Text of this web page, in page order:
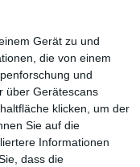
Gerät zu und
die von einem
und
über Gerätescans
klicken, um der
Sie auf die
Informationen
dass die